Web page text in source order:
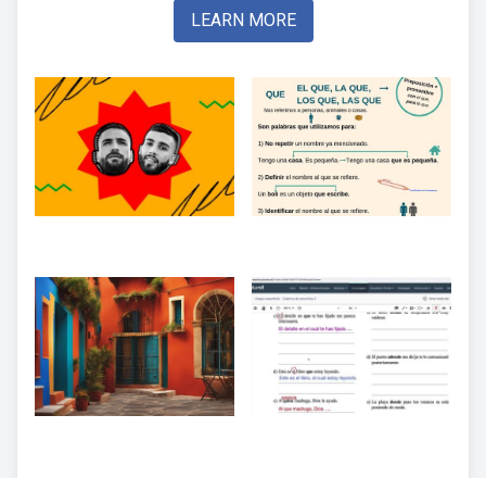
LEARN MORE